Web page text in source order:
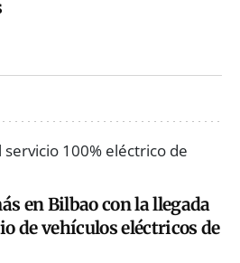
en Bilbao con la llegada
de vehículos eléctricos de